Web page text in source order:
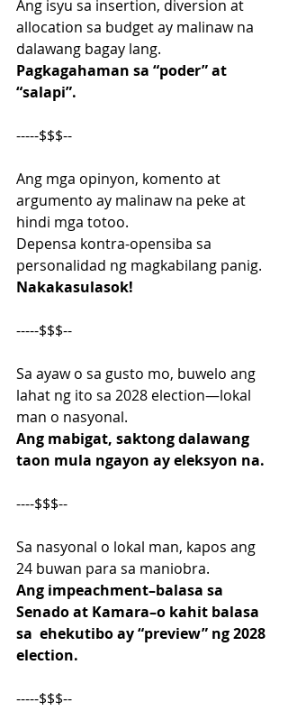
Ang isyu sa insertion, diversion at
allocation sa budget ay malinaw na
dalawang bagay lang.
Pagkagahaman sa “poder” at
“salapi”.
-----$$$--
Ang mga opinyon, komento at
argumento ay malinaw na peke at
hindi mga totoo.
Depensa kontra-opensiba sa
personalidad ng magkabilang panig.
Nakakasulasok!
-----$$$--
Sa ayaw o sa gusto mo, buwelo ang
lahat ng ito sa 2028 election—lokal
man o nasyonal.
Ang mabigat, saktong dalawang
taon mula ngayon ay eleksyon na.
----$$$--
Sa nasyonal o lokal man, kapos ang
24 buwan para sa maniobra.
Ang impeachment–balasa sa
Senado at Kamara–o kahit balasa
sa  ehekutibo ay “preview” ng 2028
election.
-----$$$--